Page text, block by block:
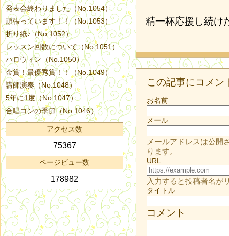
精一杯応援し続け
この記事にコメン
お名前
メール
メールアドレスは公開
ります。
URL
入力すると投稿者名が
タイトル
コメント
発表会終わりました（No.1054）
頑張っています！！（No.1053）
折り紙♪（No.1052）
レッスン回数について（No.1051）
ハロウィン（No.1050）
金賞！最優秀賞！！（No.1049）
講師演奏（No.1048）
5年に1度（No.1047）
合唱コンの季節（No.1046）
アクセス数
75367
ページビュー数
178982